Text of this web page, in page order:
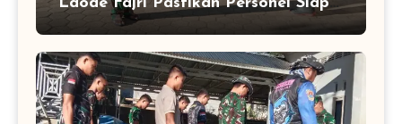
di Lapangan